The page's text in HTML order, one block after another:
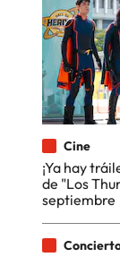
Cine
¡Ya hay
de "Los
septiembre